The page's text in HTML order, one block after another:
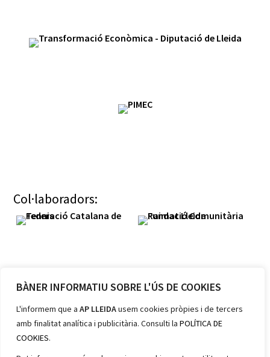
BÀNER INFORMATIU SOBRE L'ÚS DE COOKIES
L'informem que a AP LLEIDAusem cookies pròpies i de tercers
amb finalitat analítica i publicitària. Consulti la POLÍTICA DE
COOKIES.
Membres:
Col·laboradors: